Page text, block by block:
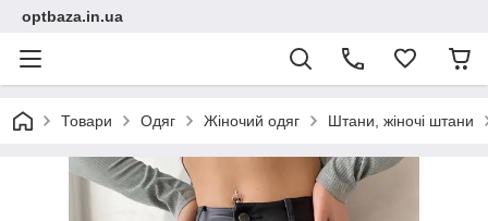
optbaza.in.ua
Товари Одяг Жіночий одяг Штани, жіночі штани